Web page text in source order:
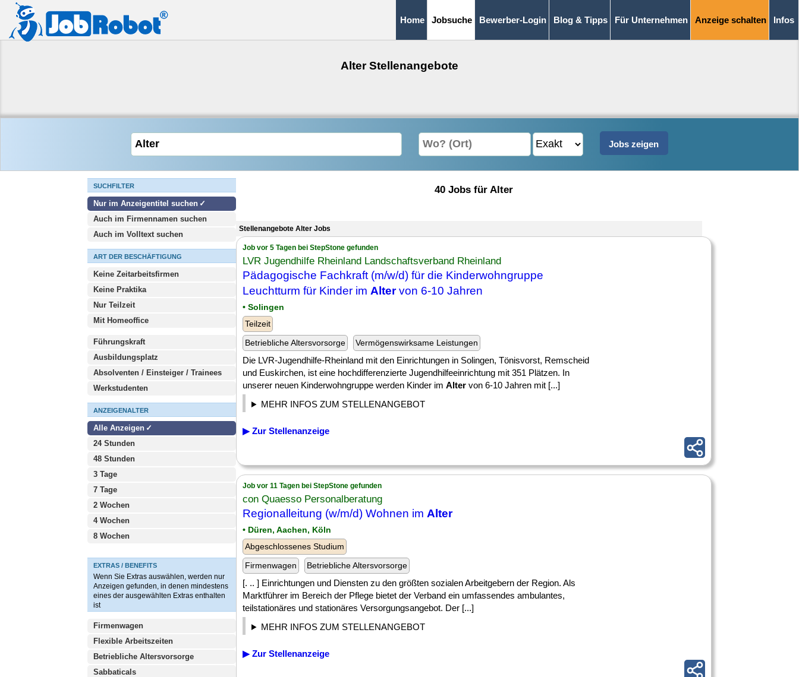
Home Jobsuche Bewerber-Login Blog & Tipps Für Unternehmen Anzeige schalten Infos
Alter Stellenangebote
SUCHFILTER
Nur im Anzeigentitel suchen
Auch im Firmennamen suchen
Auch im Volltext suchen
ART DER BESCHÄFTIGUNG
Keine Zeitarbeitsfirmen
Keine Praktika
Nur Teilzeit
Mit Homeoffice
Führungskraft
Ausbildungsplatz
Absolventen / Einsteiger / Trainees
Werkstudenten
ANZEIGENALTER
Alle Anzeigen
24 Stunden
48 Stunden
3 Tage
7 Tage
2 Wochen
4 Wochen
8 Wochen
EXTRAS / BENEFITS
Wenn Sie Extras auswählen, werden nur
Anzeigen gefunden, in denen mindestens
eines der ausgewählten Extras enthalten
ist
Firmenwagen
Flexible Arbeitszeiten
Betriebliche Altersvorsorge
Sabbaticals
40 Jobs für Alter
Stellenangebote Alter Jobs
Job vor 5 Tagen bei StepStone gefunden
LVR Jugendhilfe Rheinland Landschaftsverband Rheinland
Pädagogische Fachkraft (m/w/d) für die Kinderwohngruppe
Leuchtturm für Kinder im Altervon 6-10 Jahren
• Solingen
Teilzeit
Betriebliche Altersvorsorge
Vermögenswirksame Leistungen
Die LVR-Jugendhilfe-Rheinland mit den Einrichtungen in Solingen, Tönisvorst, Remscheid
und Euskirchen, ist eine hochdifferenzierte Jugendhilfeeinrichtung mit 351 Plätzen. In
unserer neuen Kinderwohngruppe werden Kinder im Alter von 6-10 Jahren mit [...]
MEHR INFOS ZUM STELLENANGEBOT
▶ Zur Stellenanzeige
Job vor 11 Tagen bei StepStone gefunden
con Quaesso Personalberatung
Regionalleitung (w/m/d) Wohnen im Alter
• Düren, Aachen, Köln
Abgeschlossenes Studium
Firmenwagen
Betriebliche Altersvorsorge
[. .. ] Einrichtungen und Diensten zu den größten sozialen Arbeitgebern der Region. Als
Marktführer im Bereich der Pflege bietet der Verband ein umfassendes ambulantes,
teilstationäres und stationäres Versorgungsangebot. Der [...]
MEHR INFOS ZUM STELLENANGEBOT
▶ Zur Stellenanzeige